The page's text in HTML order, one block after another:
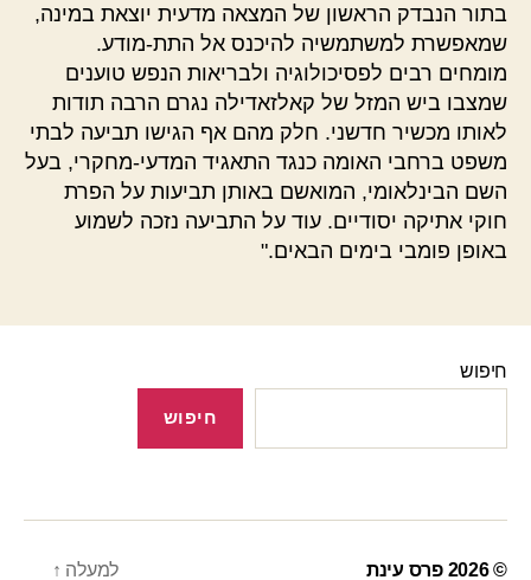
בתור הנבדק הראשון של המצאה מדעית יוצאת במינה,
שמאפשרת למשתמשיה להיכנס אל התת-מודע.
מומחים רבים לפסיכולוגיה ולבריאות הנפש טוענים
שמצבו ביש המזל של קאלזאדילה נגרם הרבה תודות
לאותו מכשיר חדשני. חלק מהם אף הגישו תביעה לבתי
משפט ברחבי האומה כנגד התאגיד המדעי-מחקרי, בעל
השם הבינלאומי, המואשם באותן תביעות על הפרת
חוקי אתיקה יסודיים. עוד על התביעה נזכה לשמוע
באופן פומבי בימים הבאים."
חיפוש
חיפוש
© 2026 פרס עינת למעלה ↑